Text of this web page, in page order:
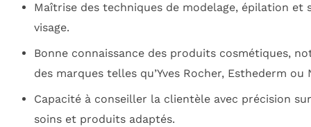
Maîtrise des techniques de modelage, épilation et
visage.
Bonne connaissance des produits cosmétiques,
des marques telles qu’Yves Rocher, Esthederm ou
Capacité à conseiller la clientèle avec précision
soins et produits adaptés.